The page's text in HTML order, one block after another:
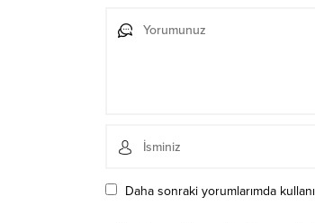
Daha sonraki yorumlarımda